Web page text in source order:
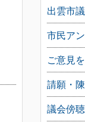
出雲市
市民ア
ご意見
請願・
議会傍聴